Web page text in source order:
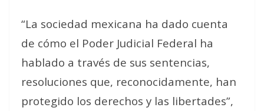
“La sociedad mexicana ha dado cuenta
de cómo el Poder Judicial Federal ha
hablado a través de sus sentencias,
resoluciones que, reconocidamente, han
protegido los derechos y las libertades”,